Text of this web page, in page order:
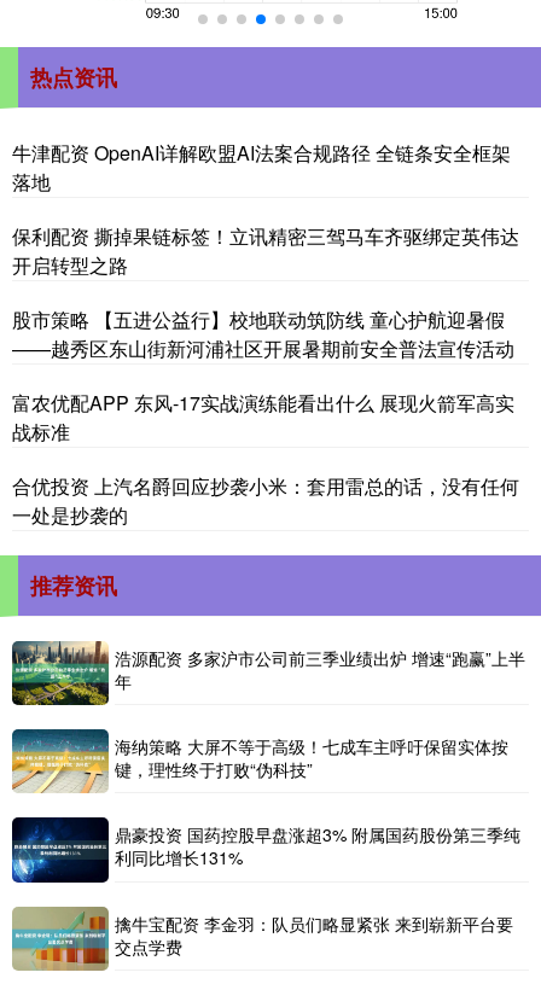
热点资讯
牛津配资 OpenAI详解欧盟AI法案合规路径 全链条安全框架
落地
保利配资 撕掉果链标签！立讯精密三驾马车齐驱绑定英伟达
开启转型之路
股市策略 【五进公益行】校地联动筑防线 童心护航迎暑假
——越秀区东山街新河浦社区开展暑期前安全普法宣传活动
富农优配APP 东风-17实战演练能看出什么 展现火箭军高实
战标准
合优投资 上汽名爵回应抄袭小米：套用雷总的话，没有任何
一处是抄袭的
推荐资讯
浩源配资 多家沪市公司前三季业绩出炉 增速“跑赢”上半
年
海纳策略 大屏不等于高级！七成车主呼吁保留实体按
键，理性终于打败“伪科技”
鼎豪投资 国药控股早盘涨超3% 附属国药股份第三季纯
利同比增长131%
擒牛宝配资 李金羽：队员们略显紧张 来到崭新平台要
交点学费